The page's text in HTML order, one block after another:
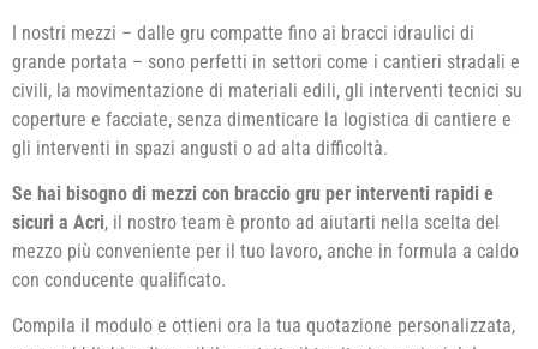
I nostri mezzi – dalle gru compatte fino ai bracci idraulici di
grande portata – sono perfetti in settori come i cantieri stradali e
civili, la movimentazione di materiali edili, gli interventi tecnici su
coperture e facciate, senza dimenticare la logistica di cantiere e
gli interventi in spazi angusti o ad alta difficoltà.
Se hai bisogno di mezzi con braccio gru per interventi rapidi e
sicuri a Acri, il nostro team è pronto ad aiutarti nella scelta del
mezzo più conveniente per il tuo lavoro, anche in formula a caldo
con conducente qualificato.
Compila il modulo e ottieni ora la tua quotazione personalizzata,